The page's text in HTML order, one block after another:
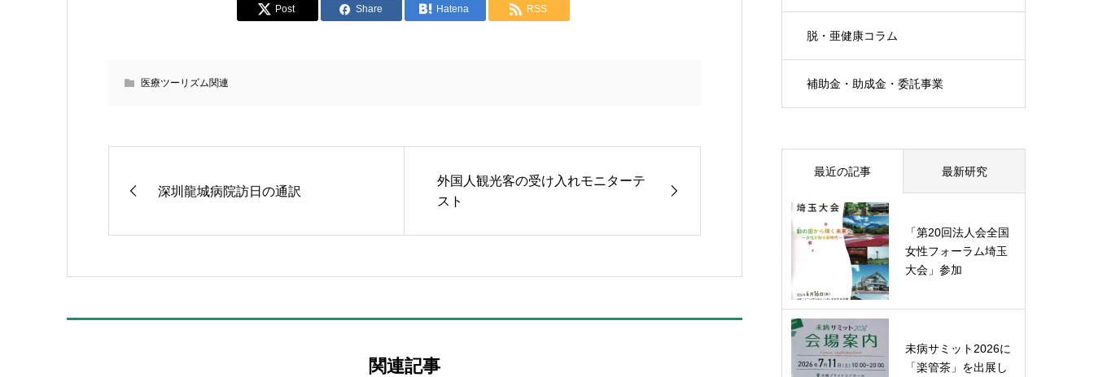
脱・亜健康コラム
補助金・助成金・委託事業
Post Share Hatena RSS
医療ツーリズム関連
深圳龍城病院訪日の通訳
外国人観光客の受け入れモニターテ
スト
関連記事
最近の記事 最新研究
「第20回法人会全国
女性フォーラム埼玉
大会」参加
未病サミット2026に
「楽管茶」を出展し